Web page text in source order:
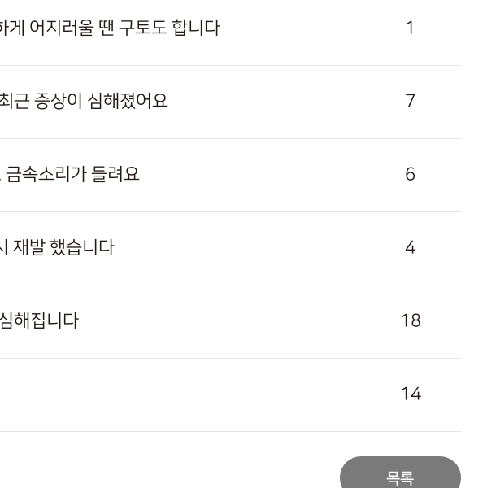
게 어지러울 땐 구토도 합니다 1
근 증상이 심해졌어요 7
금속소리가 들려요 6
재발 했습니다 4
해집니다 18
14
목록